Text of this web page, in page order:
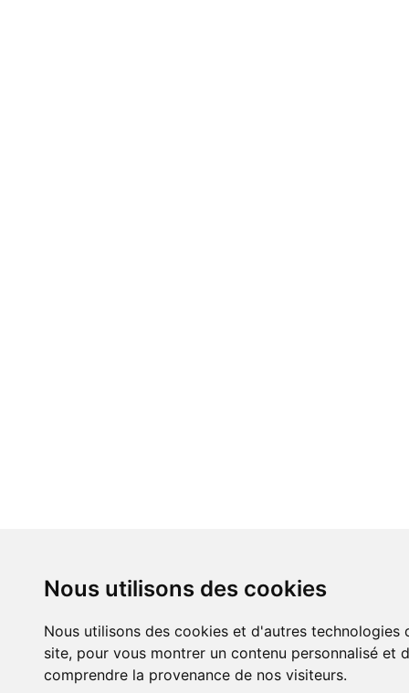
Nous utilisons des cookies
Nous utilisons des cookies et d'autres
site, pour vous montrer un contenu personnalisé
comprendre la provenance de nos visiteurs.